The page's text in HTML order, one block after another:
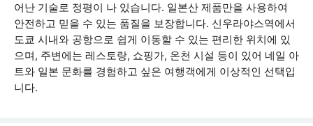
어난 기술로 정평이 나 있습니다. 일본산 제품만을 사용하여
안전하고 믿을 수 있는 품질을 보장합니다. 신우라야스역에서
도쿄 시내와 공항으로 쉽게 이동할 수 있는 편리한 위치에 있
으며, 주변에는 레스토랑, 쇼핑가, 온천 시설 등이 있어 네일 아
트와 일본 문화를 경험하고 싶은 여행객에게 이상적인 선택입
니다.